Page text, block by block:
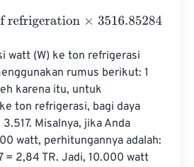
×3516.85284
watt (W) ke ton refrigerasi
rumus berikut: 1
karena itu, untuk
ton refrigerasi, bagi daya
Misalnya, jika Anda
watt, perhitungannya adalah:
= 2,84 TR. Jadi, 10.000 watt